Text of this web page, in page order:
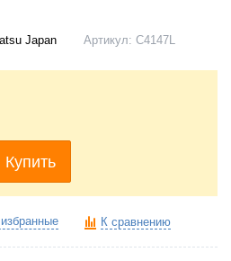
Japan Артикул: C4147L
Купить
К сравнению